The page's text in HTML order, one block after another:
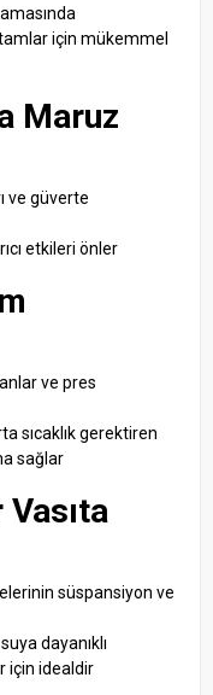
için mükemmel
Maruz
ve güverte
etkileri önler
ve pres
sıcaklık gerektiren
sağlar
süspansiyon ve
dayanıklı
için idealdir